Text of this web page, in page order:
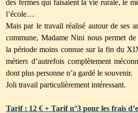
des fermes qui faisaient la vie rurale, le
l’école…
Mais par le travail réalisé autour de ses
commune, Madame Nini nous permet
la période moins connue sur la fin du
métiers d’autrefois complètement
dont plus personne n’a gardé le souvenir.
Joli travail particulièrement intéressant.
Tarif : 12 € + Tarif n°3 pour les frais